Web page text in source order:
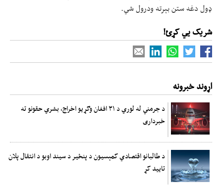
ډول دغه ستن بېرته ودرول شي.
شریک یي کړئ!
اړوند خبرونه
د جرمني له لوري د ۳۱ افغان وګړیو اخراج، بشري حقونو ته
خبرداری
د طالبانو اقتصادي کمېسیون د پنځیر د سیند اوبو د انتقال پلان
تایید کړ